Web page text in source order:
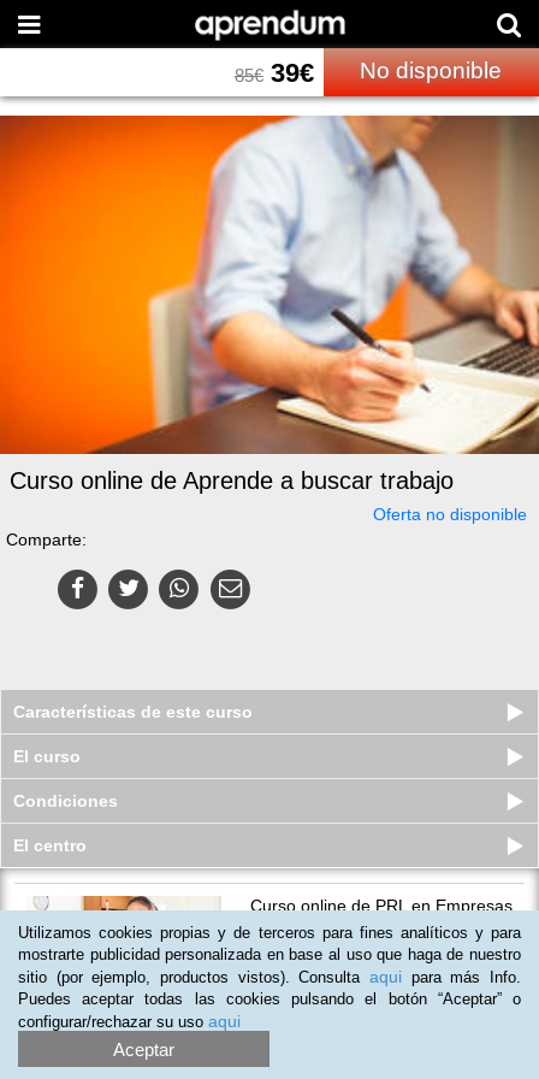
85€39€ No disponible
Curso online de Aprende a buscar trabajo
Oferta no disponible
Comparte:
Características de este curso
El curso
Condiciones
El centro
Curso online de PRL en Empresas
de Limpieza y Primeros Auxilio...
Plazas limitadas
€ 99€
Utilizamos cookies propias y de terceros para fines analíticos y para
mostrarte publicidad personalizada en base al uso que haga de nuestro
sitio (por ejemplo, productos vistos). Consulta aqui para más Info.
Puedes aceptar todas las cookies pulsando el botón “Aceptar” o
configurar/rechazar su uso aqui
Aceptar